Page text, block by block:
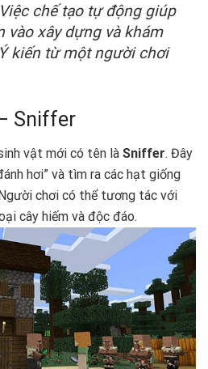
chế tạo tự động giúp
vào xây dựng và khám
kiến từ một người chơi
Sniffer
vật mới có tên là Sniffer. Đây
hơi” và tìm ra các hạt giống
chơi có thể tương tác với
cây hiếm và độc đáo.